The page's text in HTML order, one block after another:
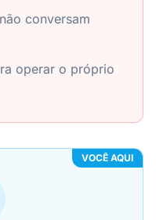
conversam
operar o próprio
VOCÊ AQUI